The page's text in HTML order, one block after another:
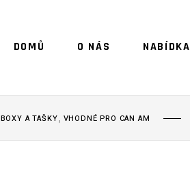
DOMŮ O NÁS NABÍDKA
BOXY A TAŠKY, VHODNÉ PRO CAN AM